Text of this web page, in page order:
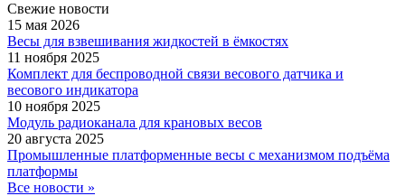
Свежие новости
15 мая 2026
Весы для взвешивания жидкостей в ёмкостях
11 ноября 2025
Комплект для беспроводной связи весового датчика и
весового индикатора
10 ноября 2025
Модуль радиоканала для крановых весов
20 августа 2025
Промышленные платформенные весы с механизмом подъёма
платформы
Все новости »